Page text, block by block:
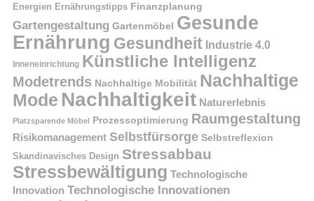
Energien Ernährungstipps Finanzplanung
Gartengestaltung Gartenmöbel Gesunde
Ernährung Gesundheit Industrie 4.0
Inneneinrichtung Künstliche Intelligenz
Modetrends Nachhaltige Mobilität Nachhaltige
Mode Nachhaltigkeit Naturerlebnis
Platzsparende Möbel Prozessoptimierung Raumgestaltung
Risikomanagement Selbstfürsorge Selbstreflexion
Skandinavisches Design Stressabbau
Stressbewältigung Technologische
Innovation Technologische Innovationen